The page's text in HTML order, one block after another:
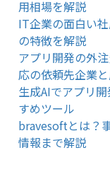
用相場を解説
IT企業の面白い
の特徴を解説
アプリ開発の外
応の依頼先企業
生成AIでアプリ
すめツール
bravesoftとは？
情報まで解説